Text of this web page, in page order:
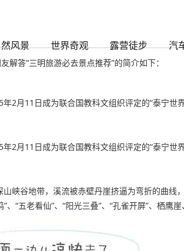
风景 世界奇观 露营徒步 汽
解答“三明旅游必去景点推荐”的简介如下：
月11日成为联合国教科文组织评定的“泰宁世
月11日成为联合国教科文组织评定的“泰宁世
峡谷地带，溪流被赤壁丹崖挤逼为弯折的曲
“五老看仙”、“阳光三叠”、“孔雀开屏”、栖鹰